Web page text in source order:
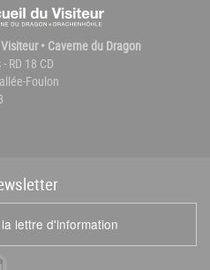
• Caverne du Dragon
RD 18 CD
Foulon
letter
lettre d'information